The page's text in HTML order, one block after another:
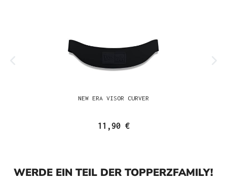
NEW ERA VISOR CURVER
11,90 €
WERDE EIN TEIL DER TOPPERZFAMILY!